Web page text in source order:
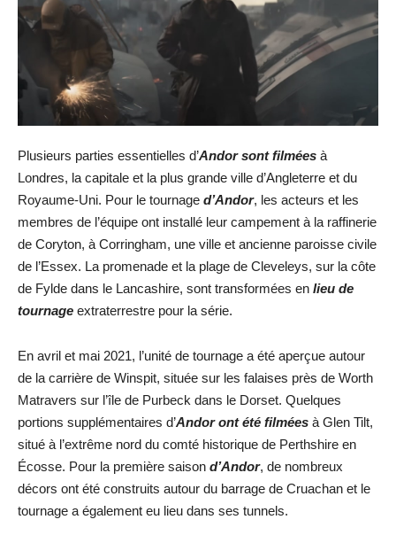
Plusieurs parties essentielles d’Andor sont filmées à
Londres, la capitale et la plus grande ville d’Angleterre et du
Royaume-Uni. Pour le tournage d’Andor, les acteurs et les
membres de l’équipe ont installé leur campement à la raffinerie
de Coryton, à Corringham, une ville et ancienne paroisse civile
de l’Essex. La promenade et la plage de Cleveleys, sur la côte
de Fylde dans le Lancashire, sont transformées en lieu de
tournage extraterrestre pour la série.
En avril et mai 2021, l’unité de tournage a été aperçue autour
de la carrière de Winspit, située sur les falaises près de Worth
Matravers sur l’île de Purbeck dans le Dorset. Quelques
portions supplémentaires d’Andor ont été filmées à Glen Tilt,
situé à l’extrême nord du comté historique de Perthshire en
Écosse. Pour la première saison d’Andor, de nombreux
décors ont été construits autour du barrage de Cruachan et le
tournage a également eu lieu dans ses tunnels.